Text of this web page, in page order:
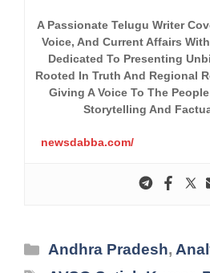
A Passionate Telugu Writer
Voice, And Current Affairs
Dedicated To Presenting
Rooted In Truth And Regional
Giving A Voice To The
Storytelling And
newsdabba.com/
Categories
Andhra Pradesh,